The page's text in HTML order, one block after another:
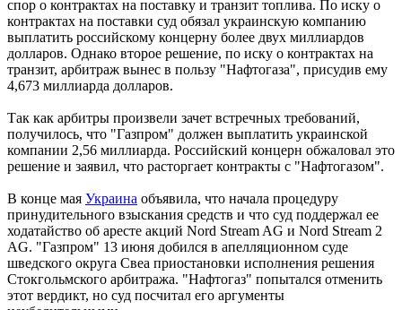
спор о контрактах на поставку и транзит топлива. По иску о
контрактах на поставки суд обязал украинскую компанию
выплатить российскому концерну более двух миллиардов
долларов. Однако второе решение, по иску о контрактах на
транзит, арбитраж вынес в пользу "Нафтогаза", присудив ему
4,673 миллиарда долларов.
Так как арбитры произвели зачет встречных требований,
получилось, что "Газпром" должен выплатить украинской
компании 2,56 миллиарда. Российский концерн обжаловал это
решение и заявил, что расторгает контракты с "Нафтогазом".
В конце мая Украина объявила, что начала процедуру
принудительного взыскания средств и что суд поддержал ее
ходатайство об аресте акций Nord Stream AG и Nord Stream 2
AG. "Газпром" 13 июня добился в апелляционном суде
шведского округа Свеа приостановки исполнения решения
Стокгольмского арбитража. "Нафтогаз" попытался отменить
этот вердикт, но суд посчитал его аргументы